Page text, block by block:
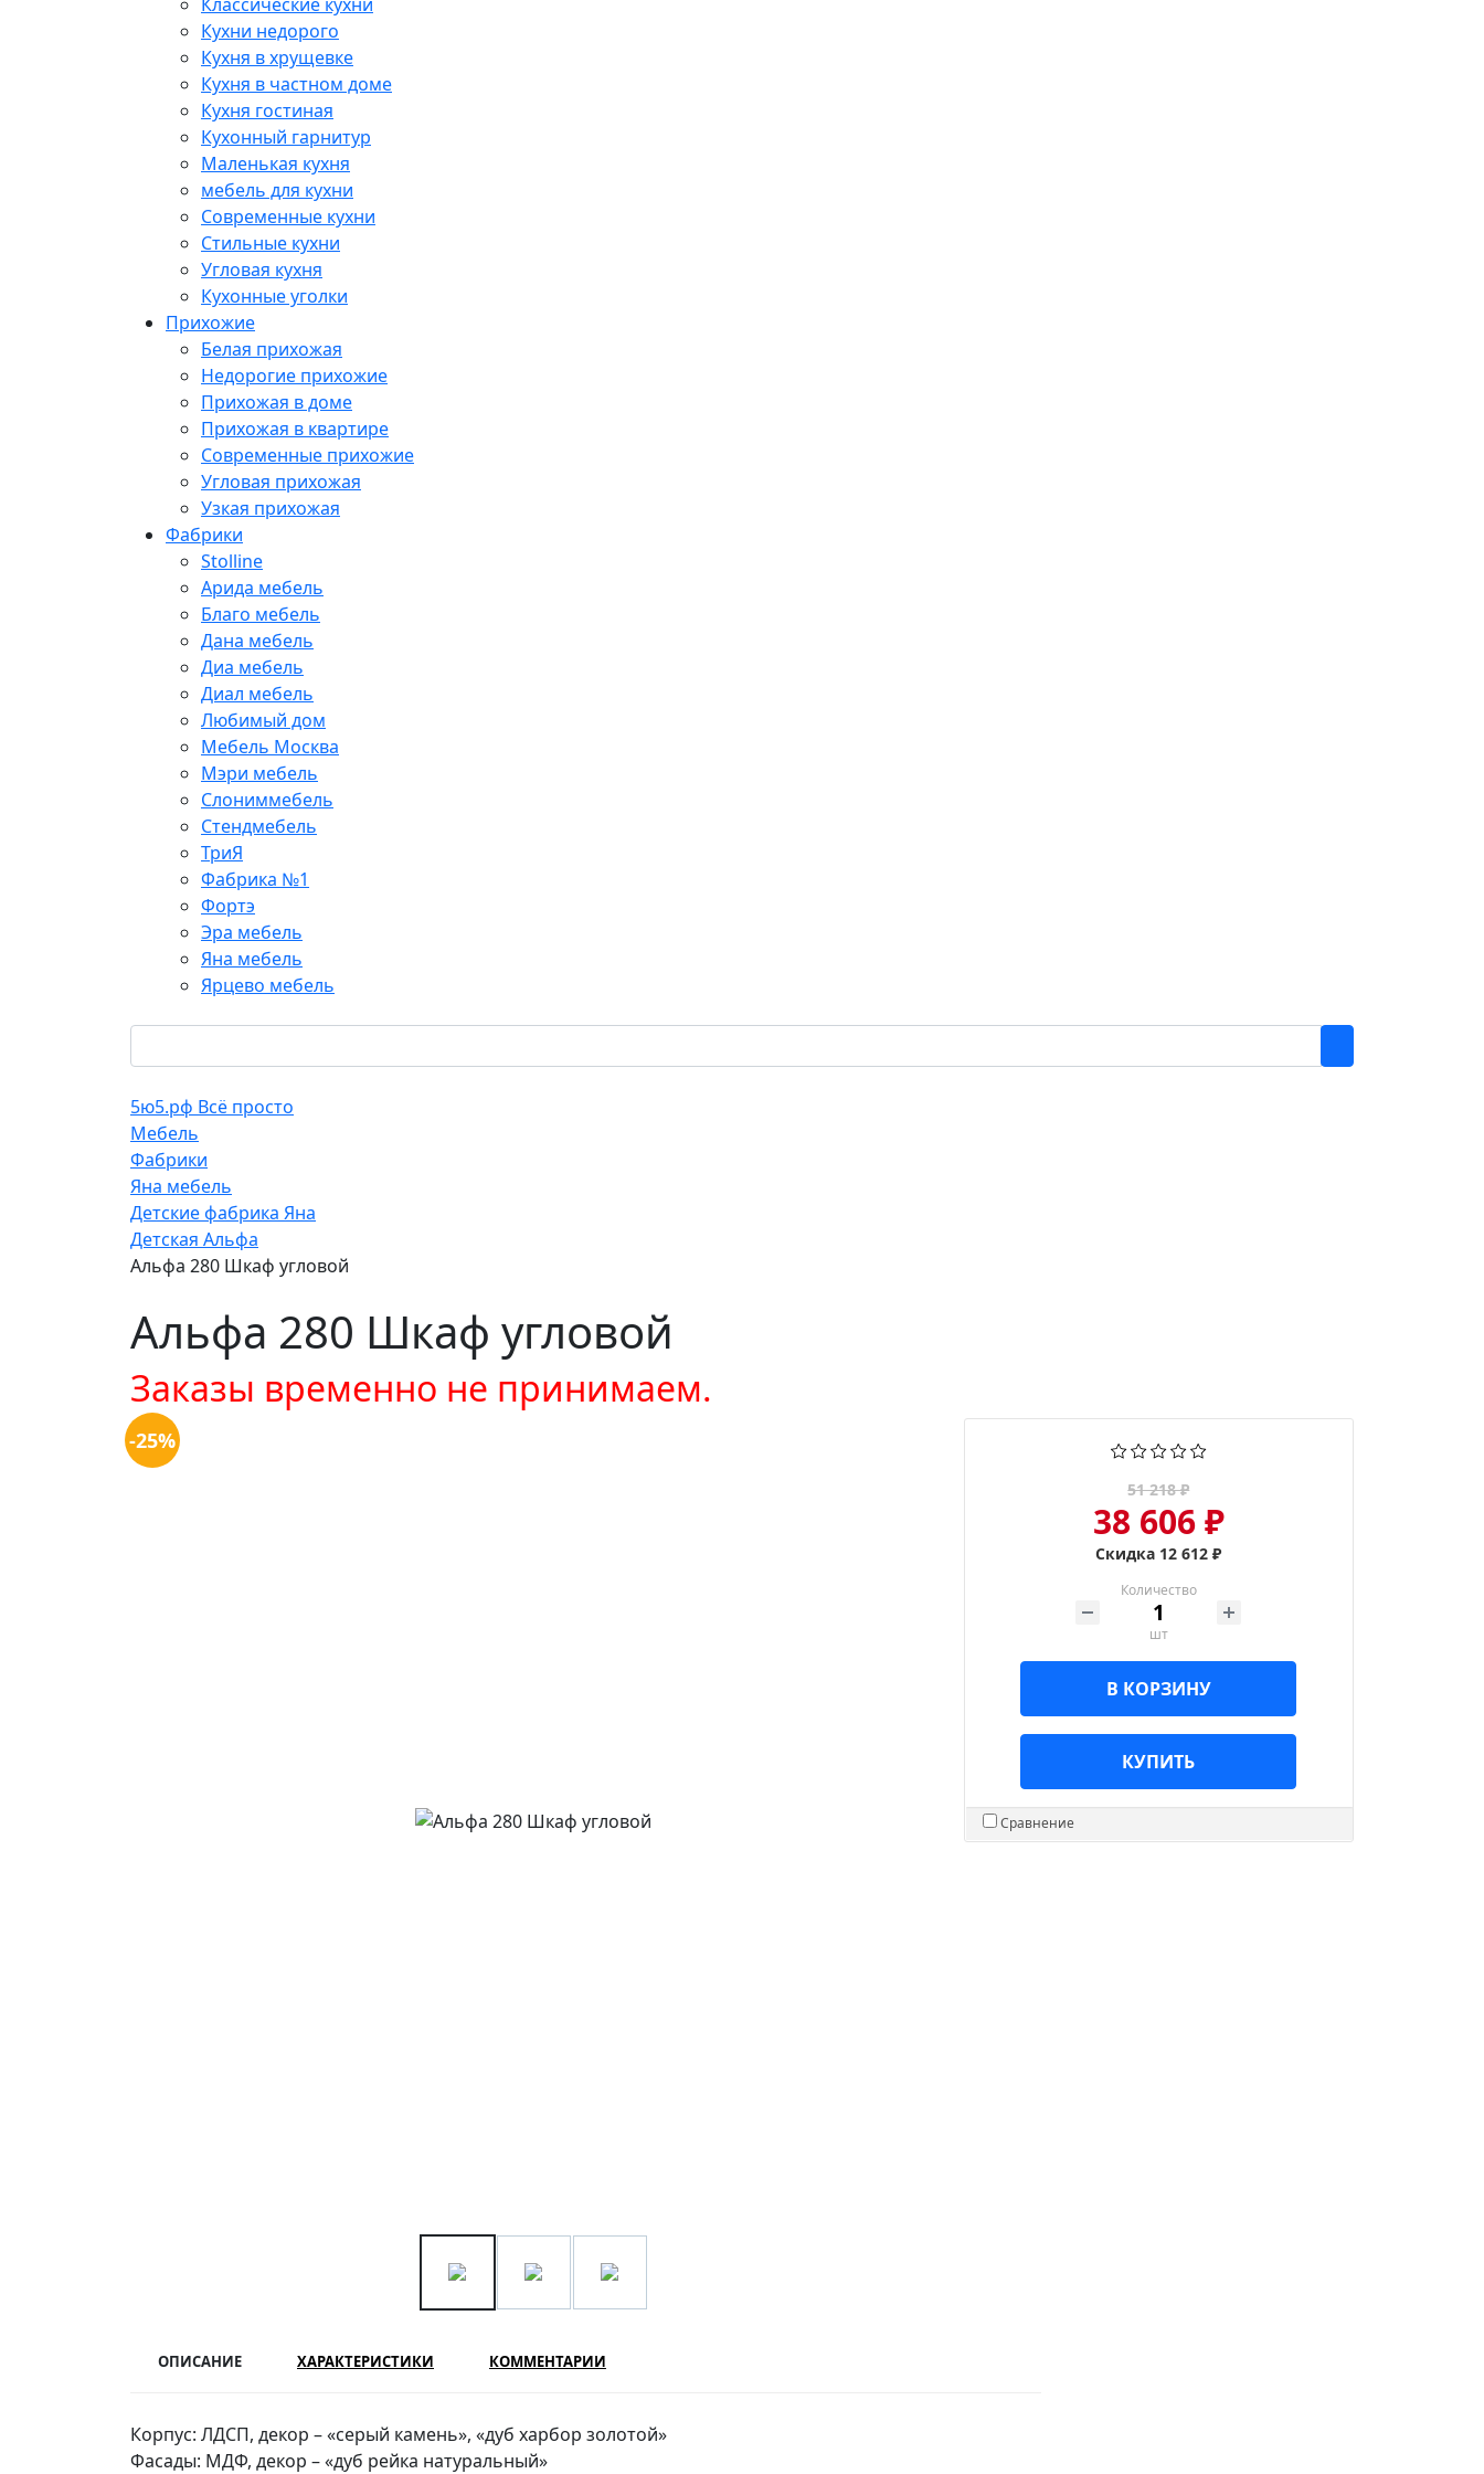
Кухни недорого
Кухня в хрущевке
Кухня в частном доме
Кухня гостиная
Кухонный гарнитур
Маленькая кухня
мебель для кухни
Современные кухни
Стильные кухни
Угловая кухня
Кухонные уголки
Прихожие
Белая прихожая
Недорогие прихожие
Прихожая в доме
Прихожая в квартире
Современные прихожие
Угловая прихожая
Узкая прихожая
Фабрики
Stolline
Арида мебель
Благо мебель
Дана мебель
Диа мебель
Диал мебель
Любимый дом
Мебель Москва
Мэри мебель
Слониммебель
Стендмебель
ТриЯ
Фабрика №1
Фортэ
Эра мебель
Яна мебель
Ярцево мебель
5ю5.рф Всё просто
Мебель
Фабрики
Яна мебель
Детские фабрика Яна
Детская Альфа
Альфа 280 Шкаф угловой
Альфа 280 Шкаф угловой
Заказы временно не принимаем.
-25%
51 218 ₽
38 606 ₽
Скидка 12 612 ₽
Количество
шт
В КОРЗИНУ
КУПИТЬ
Сравнение
ОПИСАНИЕ ХАРАКТЕРИСТИКИ КОММЕНТАРИИ
Корпус: ЛДСП, декор – «серый камень», «дуб харбор золотой»
Фасады: МДФ, декор – «дуб рейка натуральный»